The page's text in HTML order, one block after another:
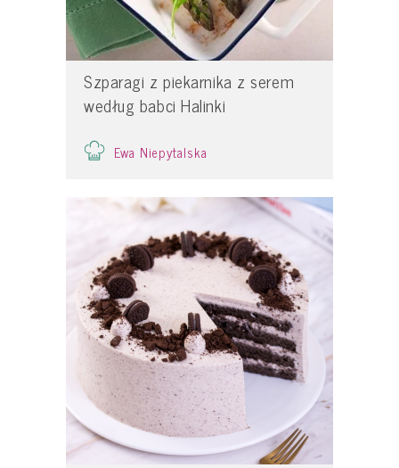
Szparagi z piekarnika z serem
według babci Halinki
Ewa Niepytalska